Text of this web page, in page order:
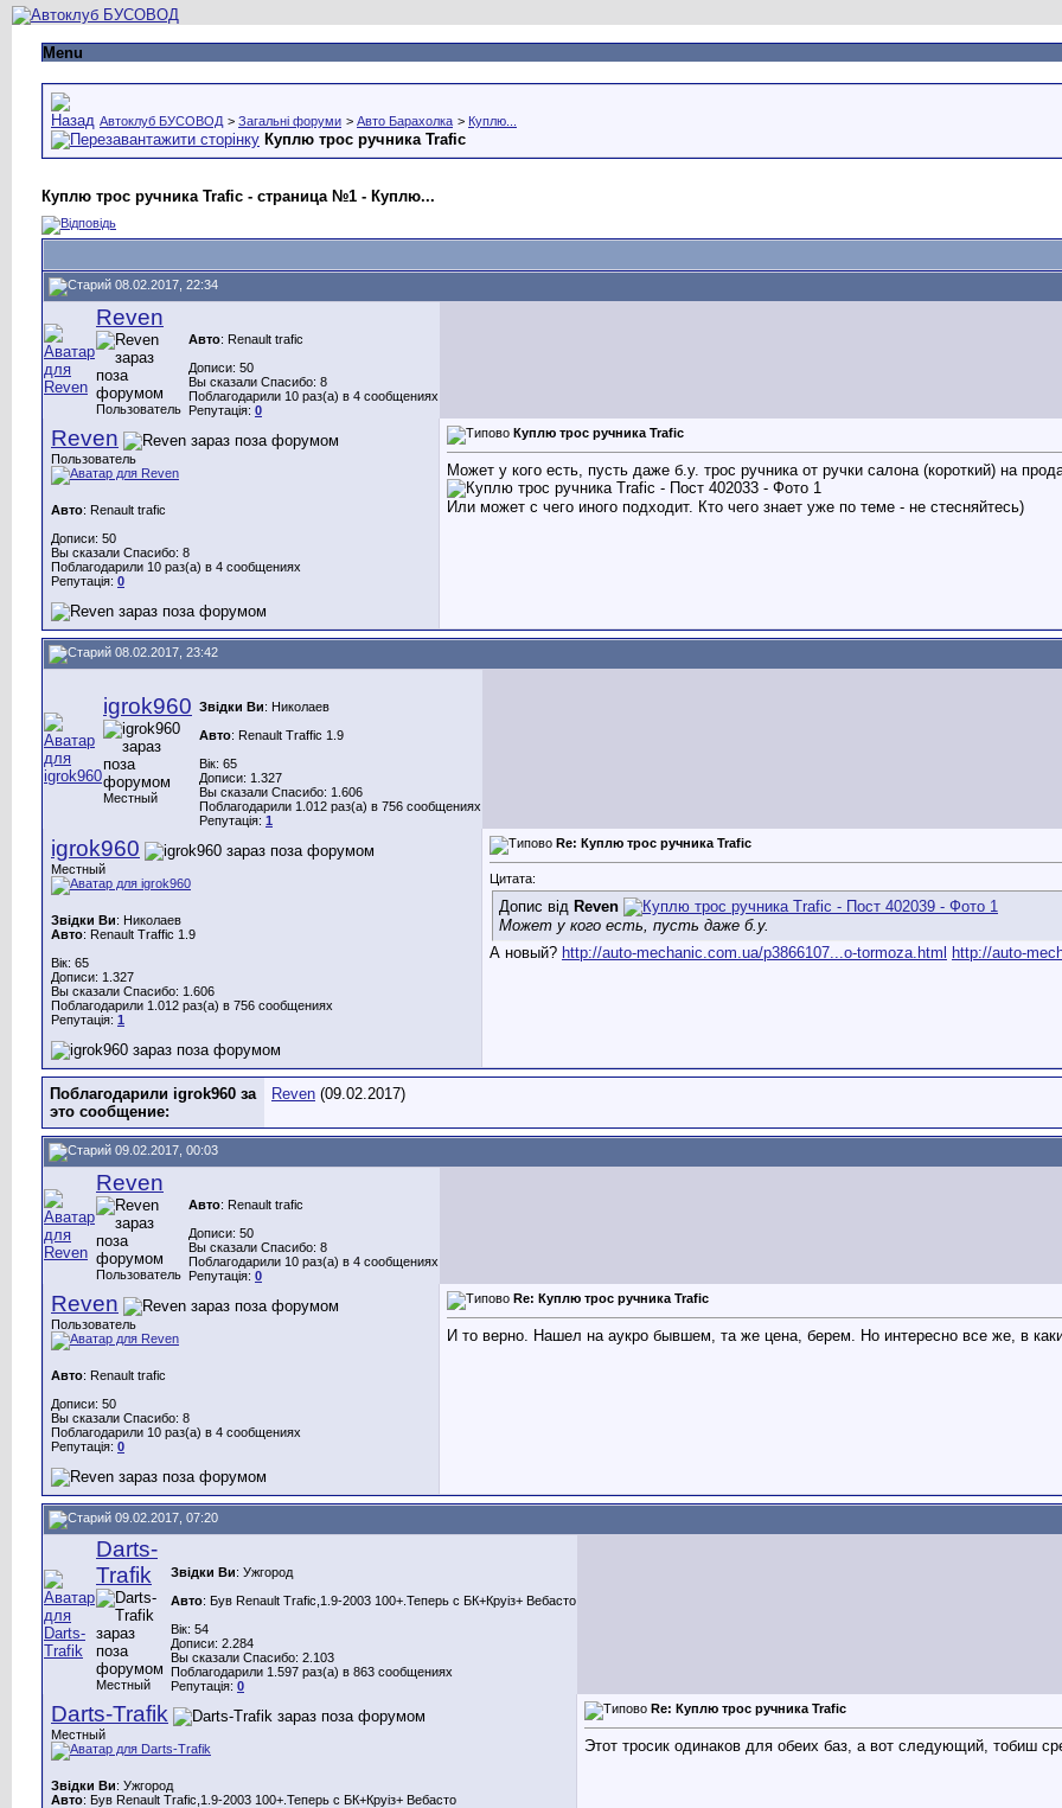
Menu
Автоклуб БУСОВОД > Загальні форуми > Авто Барахолка > Куплю...
Куплю трос ручника Trafic
Куплю трос ручника Trafic - страница №1 - Куплю...
08.02.2017, 22:34
Reven
Пользователь
Авто: Renault trafic
Дописи: 50
Вы сказали Спасибо: 8
Поблагодарили 10 раз(а) в 4 сообщениях
Репутація: 0
Reven
Пользователь
Авто: Renault trafic
Дописи: 50
Вы сказали Спасибо: 8
Поблагодарили 10 раз(а) в 4 сообщениях
Репутація: 0
Куплю трос ручника Trafic
Может у кого есть, пусть даже б.у. трос ручника от ручки салона (короткий) на
Или может с чего иного подходит. Кто чего знает уже по теме - не стесняйтесь)
08.02.2017, 23:42
igrok960
Местный
Звідки Ви: Николаев
Авто: Renault Traffic 1.9
Вік: 65
Дописи: 1.327
Вы сказали Спасибо: 1.606
Поблагодарили 1.012 раз(а) в 756 сообщениях
Репутація: 1
igrok960
Местный
Звідки Ви: Николаев
Авто: Renault Traffic 1.9
Вік: 65
Дописи: 1.327
Вы сказали Спасибо: 1.606
Поблагодарили 1.012 раз(а) в 756 сообщениях
Репутація: 1
Re: Куплю трос ручника Trafic
Цитата:
Допис від Reven
Может у кого есть, пусть даже б.у.
А новый? http://auto-mechanic.com.ua/p3866107...o-tormoza.html http://auto-
Поблагодарили igrok960 за
это сообщение:
Reven (09.02.2017)
09.02.2017, 00:03
Reven
Пользователь
Авто: Renault trafic
Дописи: 50
Вы сказали Спасибо: 8
Поблагодарили 10 раз(а) в 4 сообщениях
Репутація: 0
Reven
Пользователь
Авто: Renault trafic
Дописи: 50
Вы сказали Спасибо: 8
Поблагодарили 10 раз(а) в 4 сообщениях
Репутація: 0
Re: Куплю трос ручника Trafic
И то верно. Нашел на аукро бывшем, та же цена, берем. Но интересно все же, в
09.02.2017, 07:20
Darts-
Trafik
Местный
Звідки Ви: Ужгород
Авто: Був Renault Trafic,1.9-2003 100+.Теперь с БК+Круіз+ Вебасто
Вік: 54
Дописи: 2.284
Вы сказали Спасибо: 2.103
Поблагодарили 1.597 раз(а) в 863 сообщениях
Репутація: 0
Darts-Trafik
Местный
Звідки Ви: Ужгород
Авто: Був Renault Trafic,1.9-2003 100+.Теперь с БК+Круіз+ Вебасто
Re: Куплю трос ручника Trafic
Этот тросик одинаков для обеих баз, а вот следующий, тобиш